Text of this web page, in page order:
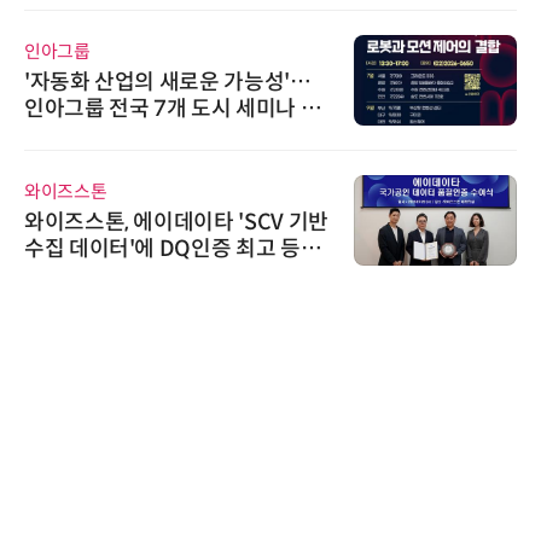
슈퍼솔루션
슈퍼솔루션, 2026 Next-Gen AI C
ooling Summit 성황리 성료
에이블스토어
시놀로지, SK네트웍스서비스와 영
상 보안 카메라 국내 독점 판매 파